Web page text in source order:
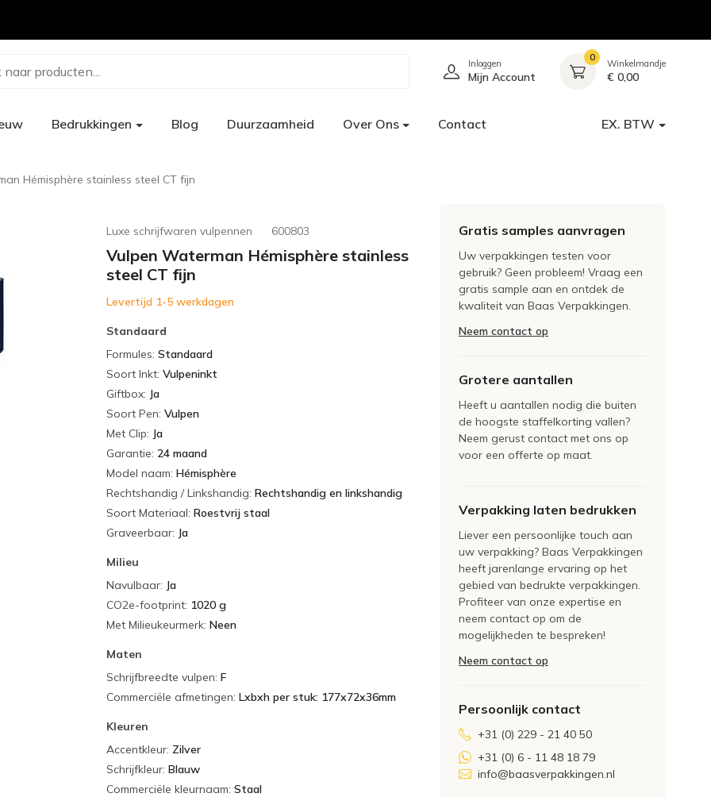
naar producten... Inloggen
Mijn Account
0
Winkelmandje
€ 0,00
Bedrukkingen Blog Duurzaamheid Over Ons Contact EX. BTW
Hémisphère stainless steel CT fijn
Luxe schrijfwaren vulpennen 600803
Vulpen Waterman Hémisphère stainless
steel CT fijn
Levertijd 1-5 werkdagen
Standaard
Formules: Standaard
Soort Inkt: Vulpeninkt
Giftbox: Ja
Soort Pen: Vulpen
Met Clip: Ja
Garantie: 24 maand
Model naam: Hémisphère
Rechtshandig / Linkshandig: Rechtshandig en linkshandig
Soort Materiaal: Roestvrij staal
Graveerbaar: Ja
Milieu
Navulbaar: Ja
CO2e-footprint: 1020 g
Met Milieukeurmerk: Neen
Maten
Schrijfbreedte vulpen: F
Commerciële afmetingen: Lxbxh per stuk: 177x72x36mm
Kleuren
Accentkleur: Zilver
Schrijfkleur: Blauw
Commerciële kleurnaam: Staal
Gratis samples aanvragen
Uw verpakkingen testen voor
gebruik? Geen probleem! Vraag een
gratis sample aan en ontdek de
kwaliteit van Baas Verpakkingen.
Neem contact op
Grotere aantallen
Heeft u aantallen nodig die buiten
de hoogste staffelkorting vallen?
Neem gerust contact met ons op
voor een offerte op maat.
Verpakking laten bedrukken
Liever een persoonlijke touch aan
uw verpakking? Baas Verpakkingen
heeft jarenlange ervaring op het
gebied van bedrukte verpakkingen.
Profiteer van onze expertise en
neem contact op om de
mogelijkheden te bespreken!
Neem contact op
Persoonlijk contact
+31 (0) 229 - 21 40 50
+31 (0) 6 - 11 48 18 79
info@baasverpakkingen.nl